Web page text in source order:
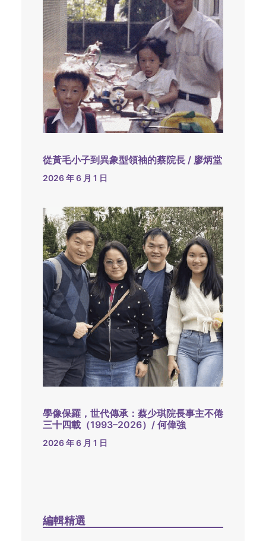
從黃毛小子到異象型領袖的蔡院長 / 廖炳堂
2026 年 6 月 1 日
學像保羅，世代傳承：蔡少琪院長事主不倦
三十四載（1993–2026）/ 何偉強
2026 年 6 月 1 日
編輯精選